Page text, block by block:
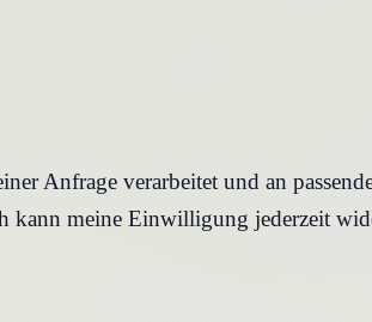
Anfrage verarbeitet und an
kann meine Einwilligung jederzeit